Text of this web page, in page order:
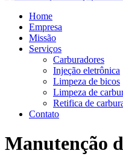
Home
Empresa
Missão
Serviços
Carburadores
Injeção eletrônica
Limpeza de bicos
Limpeza de
Retifica de
Contato
Manutenção